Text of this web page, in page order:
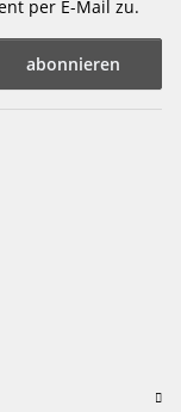
per E-Mail zu.
abonnieren